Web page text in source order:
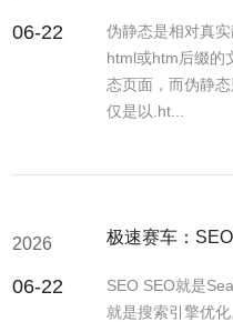
06-22
伪静态是相对真
html或htm后缀的
态页面，而伪静
仅是以.ht...
2026
06-22
极速赛车：
SEO SEO就是
就是搜索引擎优